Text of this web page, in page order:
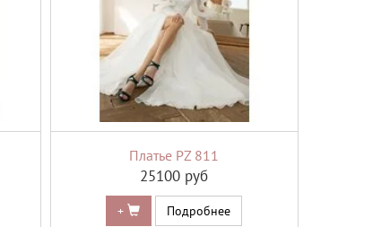
Платье PZ 811
25100 руб
+ Подробнее